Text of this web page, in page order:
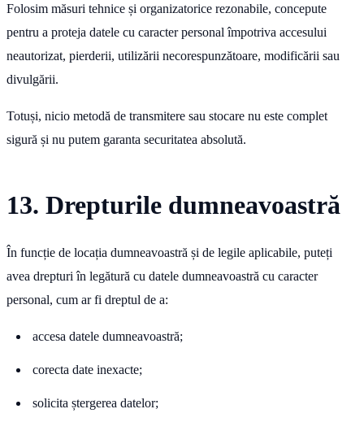
Folosim măsuri tehnice și organizatorice rezonabile, concepute
pentru a proteja datele cu caracter personal împotriva accesului
neautorizat, pierderii, utilizării necorespunzătoare, modificării sau
divulgării.
Totuși, nicio metodă de transmitere sau stocare nu este complet
sigură și nu putem garanta securitatea absolută.
13. Drepturile dumneavoastră
În funcție de locația dumneavoastră și de legile aplicabile, puteți
avea drepturi în legătură cu datele dumneavoastră cu caracter
personal, cum ar fi dreptul de a:
accesa datele dumneavoastră;
corecta date inexacte;
solicita ștergerea datelor;